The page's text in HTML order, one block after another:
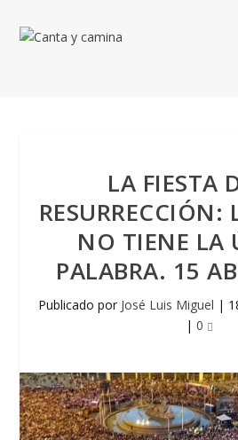
LA FIESTA
RESURRECCIÓN:
NO TIENE LA
PALABRA. 15
Publicado por José Luis Miguel |
| 0